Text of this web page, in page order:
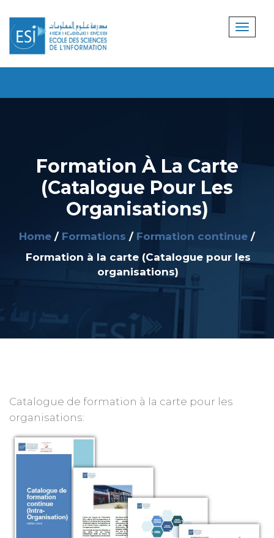
Formation À La Carte
(Catalogue Pour Les
Organisations)
Home Formations
Formation continue
Formation à la carte (Catalogue pour les
organisations)
Catalogue de formation à la carte pour les
organisations: